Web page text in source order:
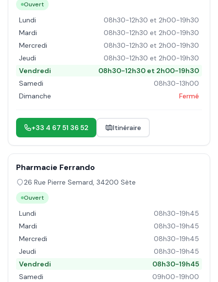
Ouvert
Lundi
08h30-12h30 et 2h00-19h30
Mardi
08h30-12h30 et 2h00-19h30
Mercredi
08h30-12h30 et 2h00-19h30
Jeudi
08h30-12h30 et 2h00-19h30
Vendredi
08h30-12h30 et 2h00-19h30
Samedi
08h30-13h00
Dimanche
Fermé
+33 4 67 51 36 52 Itinéraire
Pharmacie Ferrando
26 Rue Pierre Semard, 34200 Sète
Ouvert
Lundi
08h30-19h45
Mardi
08h30-19h45
Mercredi
08h30-19h45
Jeudi
08h30-19h45
Vendredi
08h30-19h45
Samedi
09h00-19h00